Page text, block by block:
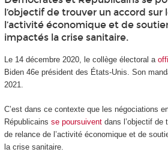
l’objectif de trouver un accord sur
l’activité économique et de
impactés la crise sanitaire.
Le 14 décembre 2020, le collège électoral a
Biden 46eprésident des États-Unis. Son
2021.
C’est dans ce contexte que les négociations
Républicains se poursuiventdans l’objectif de
de relance de l’activité économique et de
la crise sanitaire.